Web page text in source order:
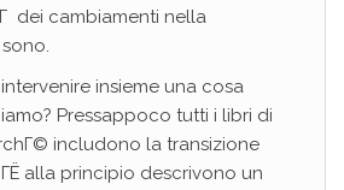
dei cambiamenti nella
insieme una cosa
Pressappoco tutti i libri di
includono la transizione
alla principio descrivono un